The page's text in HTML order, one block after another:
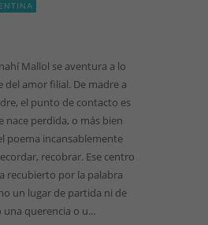
Mallol se aventura a lo
del amor filial. De madre a
el punto de contacto es
nace perdida, o más bien
poema incansablemente
recobrar. Ese centro
recubierto por la palabra
un lugar de partida ni de
querencia o u...